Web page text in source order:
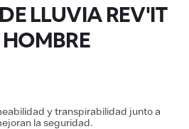
LLUVIA REV'IT
y transpirabilidad junto a
la seguridad.